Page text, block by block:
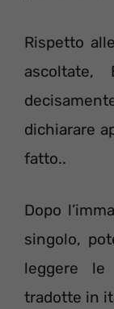
Rispetto
dichiarare
fatto..
Dopo
singolo,
leggere
tradotte in